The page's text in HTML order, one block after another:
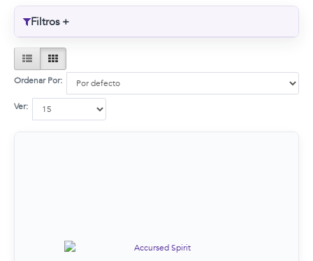
Filtros +
Ordenar Por:
Ver: